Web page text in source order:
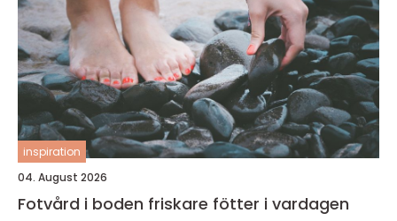
inspiration
04. August 2026
Fotvård i boden friskare fötter i vardagen